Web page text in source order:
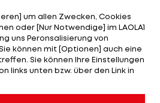
Tsonga, Julien Bennetau
Davis-Cup-Kapitän
weitern Spieler
USA spielen Mardy Fish,
Zwillinge.
um allen Zwecken, Cookies
oder [Nur Notwendige] im LAOLA1
uns Peronsalisierung von
können mit [Optionen] auch eine
Sie können Ihre Einstellungen
links unten bzw. über den Link in